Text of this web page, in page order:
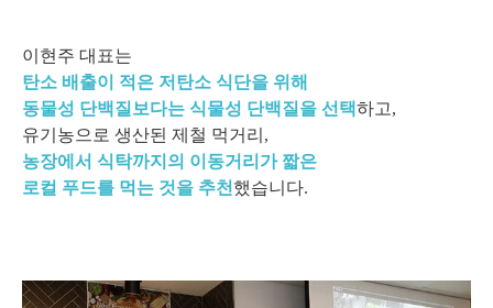
이현주 대표는
탄소 배출이 적은 저탄소 식단을 위해
동물성 단백질보다는 식물성 단백질을 선택하고,
유기농으로 생산된 제철 먹거리,
농장에서 식탁까지의 이동거리가 짧은
로컬 푸드를 먹는 것을 추천했습니다.